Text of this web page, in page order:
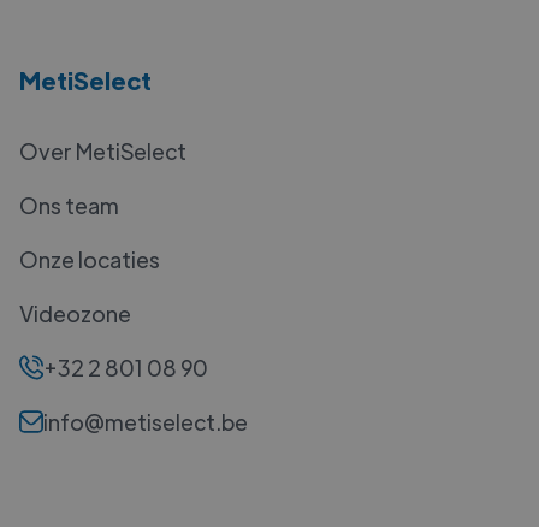
MetiSelect
Over MetiSelect
Ons team
Onze locaties
Videozone
+32 2 801 08 90
info@metiselect.be